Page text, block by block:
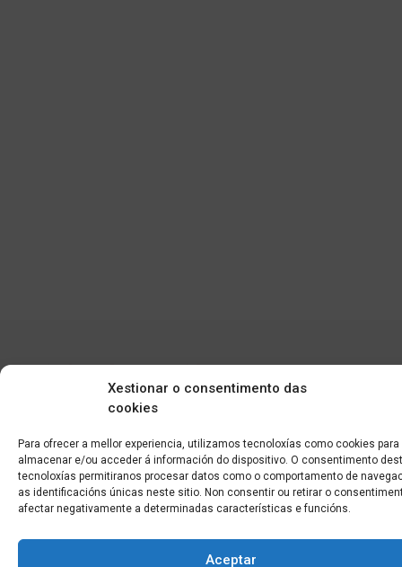
Xestionar o consentimento das
cookies
Para ofrecer a mellor experiencia, utilizamos tecnoloxías como cookies para
almacenar e/ou acceder á información do dispositivo. O consentimento
tecnoloxías permitiranos procesar datos como o comportamento de
as identificacións únicas neste sitio. Non consentir ou retirar o
afectar negativamente a determinadas características e funcións.
Aceptar
Edificio CEM (Centro de Emprendemento) - Cidade da
Cultura
15707 Gaias - Santiago de Compostela
[L-X] 8:30h - 14:30h | 15:00h - 17:00h